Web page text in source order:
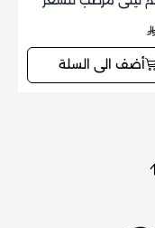
أضف الى السلة